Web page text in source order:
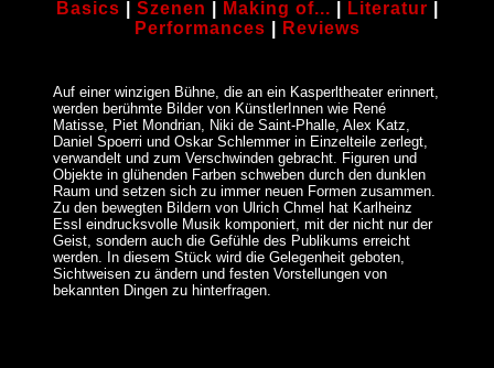
Basics Szenen Making of... Literatur
Performances
Reviews
Auf einer winzigen Bühne, die an ein Kasperltheater erinnert,
werden berühmte Bilder von KünstlerInnen wie René
Matisse, Piet Mondrian, Niki de Saint-Phalle, Alex Katz,
Daniel Spoerri und Oskar Schlemmer in Einzelteile zerlegt,
verwandelt und zum Verschwinden gebracht. Figuren und
Objekte in glühenden Farben schweben durch den dunklen
Raum und setzen sich zu immer neuen Formen zusammen.
Zu den bewegten Bildern von Ulrich Chmel hat Karlheinz
Essl eindrucksvolle Musik komponiert, mit der nicht nur der
Geist, sondern auch die Gefühle des Publikums erreicht
werden. In diesem Stück wird die Gelegenheit geboten,
Sichtweisen zu ändern und festen Vorstellungen von
bekannten Dingen zu hinterfragen.